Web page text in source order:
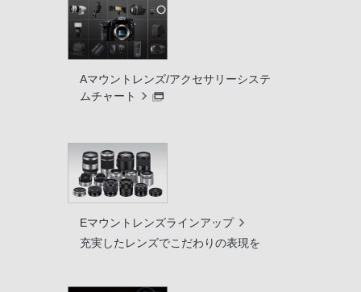
Aマウントレンズ/アクセサリーシステ
ムチャート
Eマウントレンズラインアップ
充実したレンズでこだわりの表現を